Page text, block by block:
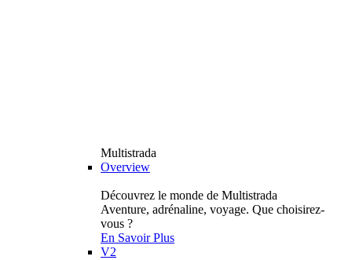
Multistrada
Overview
Découvrez le monde de Multistrada
Aventure, adrénaline, voyage. Que choisirez-
vous ?
En Savoir Plus
V2